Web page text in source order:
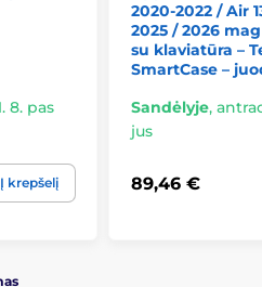
– pieštukas saugiai laikosi
prieiga prie visų
automatiškai užmiega
atidarius, taip
8. pas
Į krepšelį
2020-2022 / Air
2025 / 2026
su klaviatūra –
SmartCase –
Sandėlyje,
jus
89,46 €